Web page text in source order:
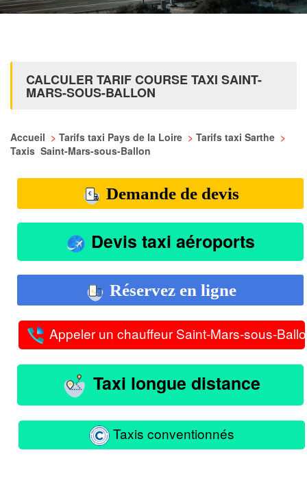
CALCULER TARIF COURSE TAXI SAINT-
MARS-SOUS-BALLON
Accueil > Tarifs taxi Pays de la Loire > Tarifs taxi Sarthe >
Taxis Saint-Mars-sous-Ballon
Demande de devis
Devis taxi aéroports
Réservez en ligne
Appeler un chauffeur Saint-Mars-sous-
Taxi longue distance
Taxis conventionnés